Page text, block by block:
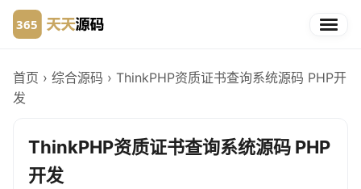
首页 › 综合源码 › ThinkPHP资质证书查询系统源码 PHP开
发
ThinkPHP资质证书查询系统源码 PHP
开发